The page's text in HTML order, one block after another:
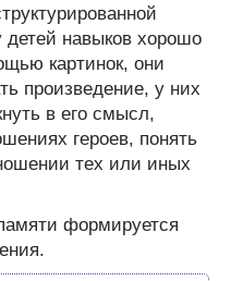
навыков хорошо
картинок, они
произведение, у них
в его смысл,
героев, понять
тех или иных
формируется